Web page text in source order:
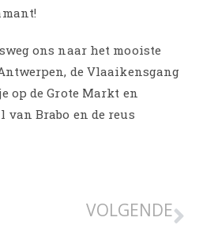
ons naar het mooiste
de Vlaaikensgang
op de Grote Markt en
Brabo en de reus
VOLGENDE